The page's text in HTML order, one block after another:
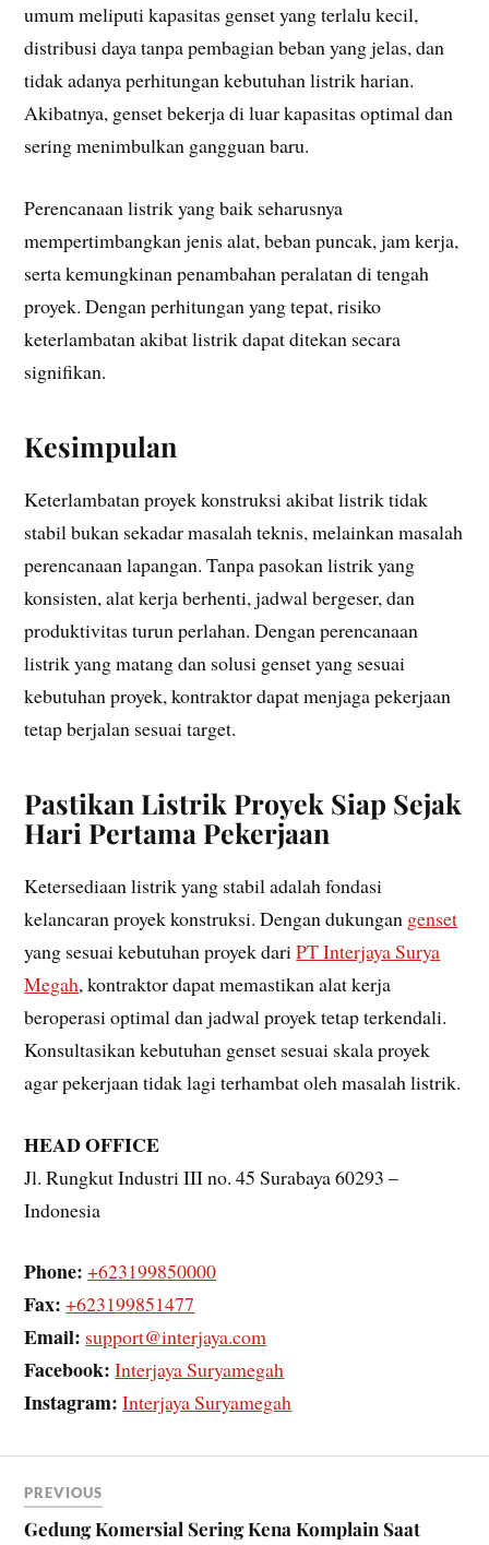
umum meliputi kapasitas genset yang terlalu kecil,
distribusi daya tanpa pembagian beban yang jelas, dan
tidak adanya perhitungan kebutuhan listrik harian.
Akibatnya, genset bekerja di luar kapasitas optimal dan
sering menimbulkan gangguan baru.
Perencanaan listrik yang baik seharusnya
mempertimbangkan jenis alat, beban puncak, jam kerja,
serta kemungkinan penambahan peralatan di tengah
proyek. Dengan perhitungan yang tepat, risiko
keterlambatan akibat listrik dapat ditekan secara
signifikan.
Kesimpulan
Keterlambatan proyek konstruksi akibat listrik tidak
stabil bukan sekadar masalah teknis, melainkan masalah
perencanaan lapangan. Tanpa pasokan listrik yang
konsisten, alat kerja berhenti, jadwal bergeser, dan
produktivitas turun perlahan. Dengan perencanaan
listrik yang matang dan solusi genset yang sesuai
kebutuhan proyek, kontraktor dapat menjaga pekerjaan
tetap berjalan sesuai target.
Pastikan Listrik Proyek Siap Sejak
Hari Pertama Pekerjaan
Ketersediaan listrik yang stabil adalah fondasi
kelancaran proyek konstruksi. Dengan dukungan genset
yang sesuai kebutuhan proyek dariPT Interjaya Surya
Megah, kontraktor dapat memastikan alat kerja
beroperasi optimal dan jadwal proyek tetap terkendali.
Konsultasikan kebutuhan genset sesuai skala proyek
agar pekerjaan tidak lagi terhambat oleh masalah listrik.
HEAD OFFICE
Jl. Rungkut Industri III no. 45 Surabaya 60293 –
Indonesia
Phone: +623199850000
Fax: +623199851477
Email: support@interjaya.com
Facebook: Interjaya Suryamegah
Instagram: Interjaya Suryamegah
PREVIOUS
Gedung Komersial Sering Kena Komplain Saat